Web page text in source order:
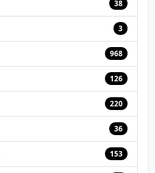
38
3
968
126
220
36
153